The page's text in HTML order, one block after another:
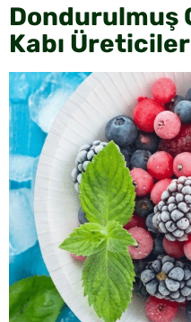
Dondurulmuş
Kabı